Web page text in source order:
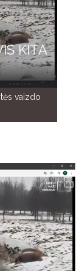
KITA
vaizdo